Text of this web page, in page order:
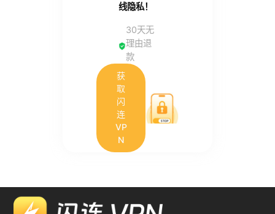
线隐私！
30天无
理由退
款
获
取
闪
连
VP
N